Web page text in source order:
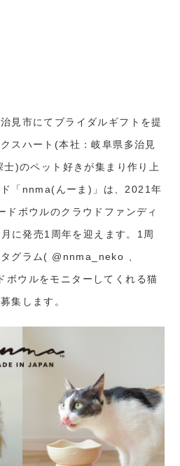
見市にてブライダルギフトを提
スハート(本社：岐阜県多治見
)のペット好きが集まり作り上
「nnma(んーま)」は、2021年
ドボウルのクラウドファンディ
に発売1周年を迎えます。1周
グラム( @nnma_neko 、
ウルをモニターしてくれる猫
集します。